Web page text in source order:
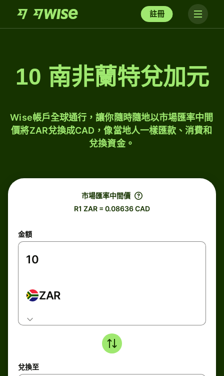
註冊
10 南非蘭特兌加元
Wise帳戶全球通行，讓你隨時隨地以市場匯率中間
價將ZAR兌換成CAD，像當地人一樣匯款、消費和
兌換資金。
市場匯率中間價
R1 ZAR = 0.08636 CAD
金額
ZAR
兌換至